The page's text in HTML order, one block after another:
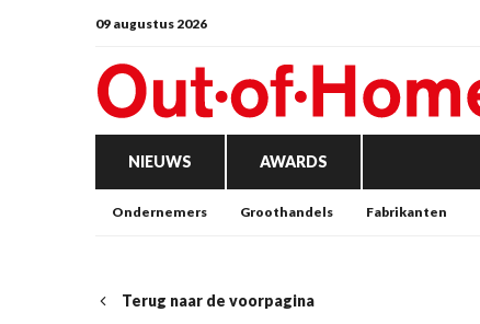
09 augustus 2026
NIEUWS AWARDS
Ondernemers Groothandels Fabrikanten
Terug naar de voorpagina